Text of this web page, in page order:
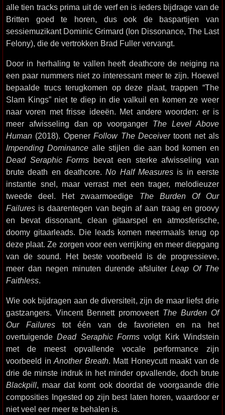
alle tien tracks prima uit de verf en is ieders bijdrage van de
Britten goed te horen, dus ook de baspartijen van
sessiemuzikant Dominic Grimard (Ion Dissonance, The Last
Felony), die de vertrokken Brad Fuller vervangt.
Door in herhaling te vallen heeft deathcore de neiging na
een paar nummers niet zo interessant meer te zijn. Hoewel
bepaalde trucs terugkomen op deze plaat, trappen “The
Slam Kings” niet te diep in die valkuil en komen ze weer
naar voren met frisse ideeën. Met andere woorden: er is
meer afwisseling dan op voorganger The Level Above
Human (2018). OpenerFollow The Deceivertoont net als
Impending Dominance alle stijlen die aan bod komen en
Dead Seraphic Forms bevat een sterke afwisseling van
brute death en deathcore.No Half Measures is in eerste
instantie snel, maar verrast met een trager, melodieuzer
tweede deel. Het zwaarmoedige The Burden Of Our
Failures is daarentegen van begin af aan traag en groovy
en bevat dissonant, clean gitaarspel en atmosferische,
doomy gitaarleads. Die leads komen meermaals terug op
deze plaat. Ze zorgen voor een verrijking en meer diepgang
van de sound. Het beste voorbeeld is de progressieve,
meer dan negen minuten durende afsluiter Leap Of The
Faithless.
Wie ook bijdragen aan de diversiteit, zijn de maar liefst drie
gastzangers. Vincent Bennett promoveert The Burden Of
Our Failurestot één van de favorieten en na het
overtuigendeDead Seraphic Forms volgt Kirk Windstein
met de meest opvallende vocale performance zijn
voorbeeld in Another Breath. Matt Honeycutt maakt van de
drie de minste indruk in het minder opvallende, doch brute
Blackpill, maar dat komt ook doordat de voorgaande drie
composities Ingested op zijn best laten horen, waardoor er
niet veel eer meer te behalen is.